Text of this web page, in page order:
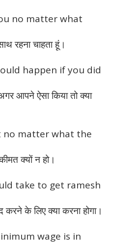
no matter what
रहना चाहता हूं।
happen if you did
आपने ऐसा किया तो क्या
no matter what the
क्यों न हो।
take to get ramesh
के लिए क्या करना होगा।
wage is in